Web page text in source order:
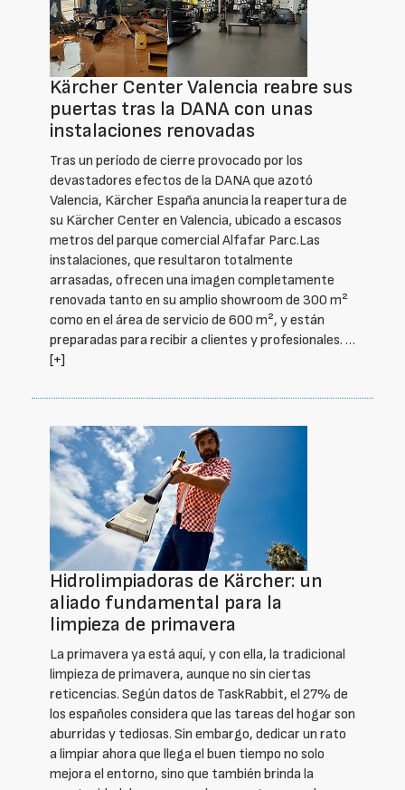
Kärcher Center Valencia reabre sus
puertas tras la DANA con unas
instalaciones renovadas
Tras un período de cierre provocado por los
devastadores efectos de la DANA que azotó
Valencia, Kärcher España anuncia la reapertura de
su Kärcher Center en Valencia, ubicado a escasos
metros del parque comercial Alfafar Parc.Las
instalaciones, que resultaron totalmente
arrasadas, ofrecen una imagen completamente
renovada tanto en su amplio showroom de 300 m²
como en el área de servicio de 600 m², y están
preparadas para recibir a clientes y profesionales. …
[+]
Hidrolimpiadoras de Kärcher: un
aliado fundamental para la
limpieza de primavera
La primavera ya está aquí, y con ella, la tradicional
limpieza de primavera, aunque no sin ciertas
reticencias. Según datos de TaskRabbit, el 27% de
los españoles considera que las tareas del hogar son
aburridas y tediosas. Sin embargo, dedicar un rato
a limpiar ahora que llega el buen tiempo no solo
mejora el entorno, sino que también brinda la